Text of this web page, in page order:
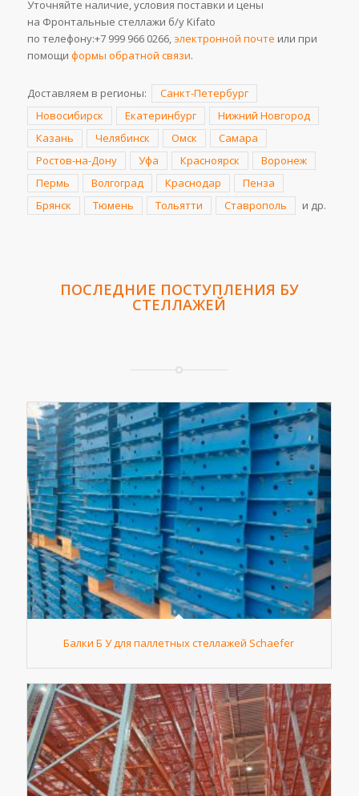
Уточняйте наличие, условия поставки и цены
на Фронтальные стеллажи б/у Kifato
по телефону:+7 999 966 0266, электронной почте или при
помощи формы обратной связи.
Доставляем в регионы:
Санкт-Петербург
Новосибирск
Екатеринбург
Нижний Новгород
Казань
Челябинск Омск
Самара
Ростов-на-Дону
Уфа Красноярск
Воронеж
Пермь
Волгоград Краснодар
Пенза
Брянск
Тюмень Тольятти Ставрополь и др.
ПОСЛЕДНИЕ ПОСТУПЛЕНИЯ БУ
СТЕЛЛАЖЕЙ
Балки Б У для паллетных стеллажей Schaefer